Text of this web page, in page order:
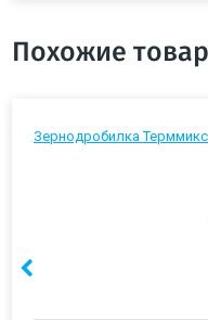
Похожие
Зернодробилка Терммикс